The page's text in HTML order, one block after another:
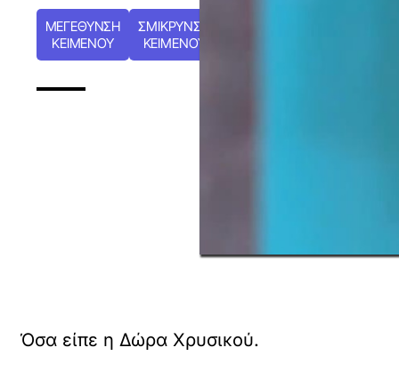
ΜΕΓΕΘΥΝΣΗ
ΚΕΙΜΕΝΟΥ
ΣΜΙΚΡΥΝΣΗ
ΚΕΙΜΕΝΟΥ
Όσα είπε η Δώρα Χρυσικού.